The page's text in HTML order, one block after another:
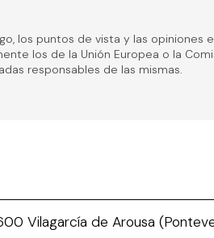
los puntos de vista y las opiniones
los de la Unión Europea o la
responsables de las mismas.
Vilagarcía de Arousa